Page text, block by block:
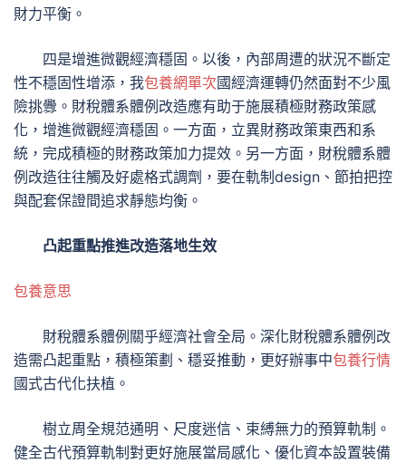
財力平衡。
四是增進微觀經濟穩固。以後，內部周遭的狀況不斷定
性不穩固性增添，我包養網單次國經濟運轉仍然面對不少風
險挑釁。財稅體系體例改造應有助于施展積極財務政策感
化，增進微觀經濟穩固。一方面，立異財務政策東西和系
統，完成積極的財務政策加力提效。另一方面，財稅體系體
例改造往往觸及好處格式調劑，要在軌制design、節拍把控
與配套保證間追求靜態均衡。
凸起重點推進改造落地生效
包養意思
財稅體系體例關乎經濟社會全局。深化財稅體系體例改
造需凸起重點，積極策劃、穩妥推動，更好辦事中包養行情
國式古代化扶植。
樹立周全規范通明、尺度迷信、束縛無力的預算軌制。
健全古代預算軌制對更好施展當局感化、優化資本設置裝備